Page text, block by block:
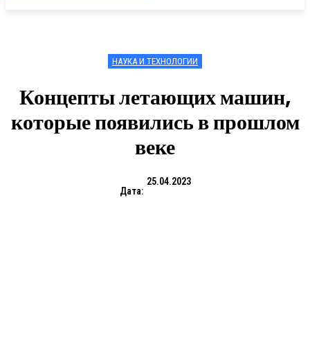
НАУКА И ТЕХНОЛОГИИ
Концепты летающих машин,
которые появились в прошлом
веке
Дата:
25.04.2023